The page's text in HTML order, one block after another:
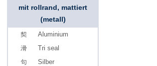
mit rollrand, mattiert
(metall)
Aluminium
Tri seal
Silber